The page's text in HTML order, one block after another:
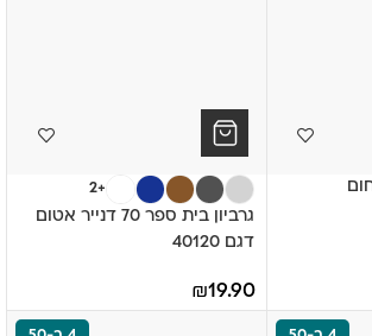
+2
גרביון בית ספר 70 דנייר אטום
דגם 40120
19.90
₪